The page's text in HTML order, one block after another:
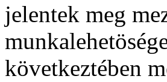
jelentek meg
következtében